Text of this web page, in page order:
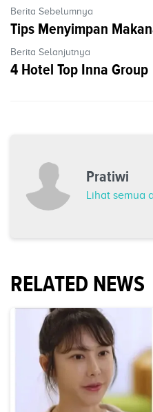
Berita Sebelumnya
Tips Menyimpan
Berita Selanjutnya
4 Hotel Top Inna Group
Pratiwi
Lihat semua
RELATED NEWS